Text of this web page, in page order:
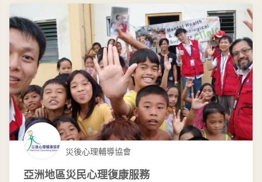
災後心理輔導協會
亞洲地區災民心理復康服務